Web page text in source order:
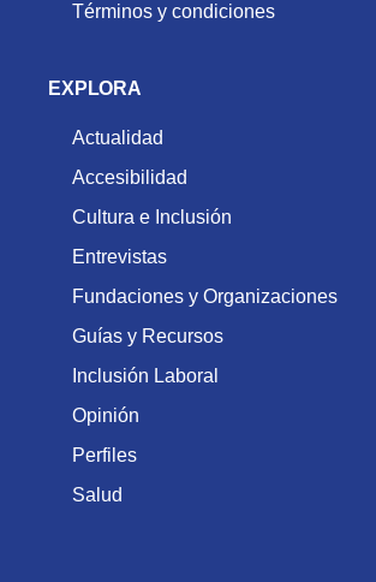
Términos y condiciones
EXPLORA
Actualidad
Accesibilidad
Cultura e Inclusión
Entrevistas
Fundaciones y Organizaciones
Guías y Recursos
Inclusión Laboral
Opinión
Perfiles
Salud